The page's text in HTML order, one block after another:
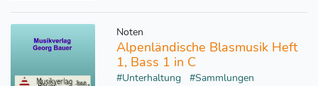
Noten
Alpenländische Blasmusik Heft
1, Bass 1 in C
#Unterhaltung
#Sammlungen